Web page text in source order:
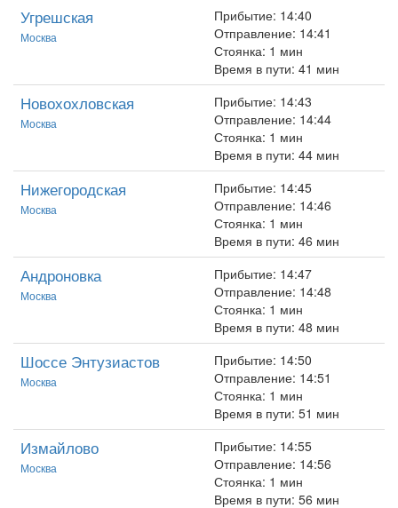
Угрешская
Москва
Прибытие: 14:40
Отправление: 14:41
Стоянка: 1 мин
Время в пути: 41 мин
Новохохловская
Москва
Прибытие: 14:43
Отправление: 14:44
Стоянка: 1 мин
Время в пути: 44 мин
Нижегородская
Москва
Прибытие: 14:45
Отправление: 14:46
Стоянка: 1 мин
Время в пути: 46 мин
Андроновка
Москва
Прибытие: 14:47
Отправление: 14:48
Стоянка: 1 мин
Время в пути: 48 мин
Шоссе Энтузиастов
Москва
Прибытие: 14:50
Отправление: 14:51
Стоянка: 1 мин
Время в пути: 51 мин
Измайлово
Москва
Прибытие: 14:55
Отправление: 14:56
Стоянка: 1 мин
Время в пути: 56 мин